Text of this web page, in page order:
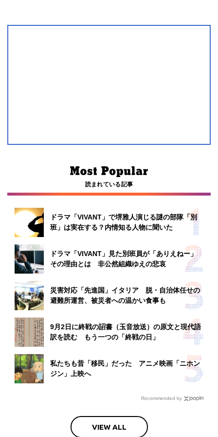
読まれている記事
ドラマ「VIVANT」で堺雅人演じる謎の部隊「別
班」は実在する？内情知る人物に聞いた
ドラマ「VIVANT」見た別班員が「ありえねー」
その理由とは 非公然組織ゆえの悲哀
災害対応「先進国」イタリア 脱・自治体任せの
避難所運営、被災者への温かい食事も
9月2日に終戦の詔書（玉音放送）の原文と現代語
訳を読む もう一つの「終戦の日」
私たちも昔「移民」だった アニメ映画「ニホン
ジン」上映へ
Recommended by
VIEW ALL